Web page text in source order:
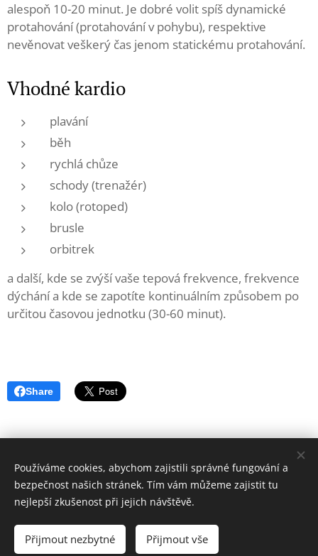
alespoň 10-20 minut. Je dobré volit spíš dynamické
protahování (protahování v pohybu), respektive
nevěnovat veškerý čas jenom statickému protahování.
Vhodné kardio
plavání
běh
rychlá chůze
schody (trenažér)
kolo (rotoped)
brusle
orbitrek
a další, kde se zvýší vaše tepová frekvence, frekvence
dýchání a kde se zapotíte kontinuálním způsobem po
určitou časovou jednotku (30-60 minut).
Share
© 2019 Ester Marečková (Estermareckova@gmail.com),
Českomoravská 2420/15a, FORMFACTORY
Cookies
Čeština
Používáme cookies, abychom zajistili správné fungování a
bezpečnost našich stránek. Tím vám můžeme zajistit tu
nejlepší zkušenost při jejich návštěvě.
Přijmout nezbytné Přijmout vše